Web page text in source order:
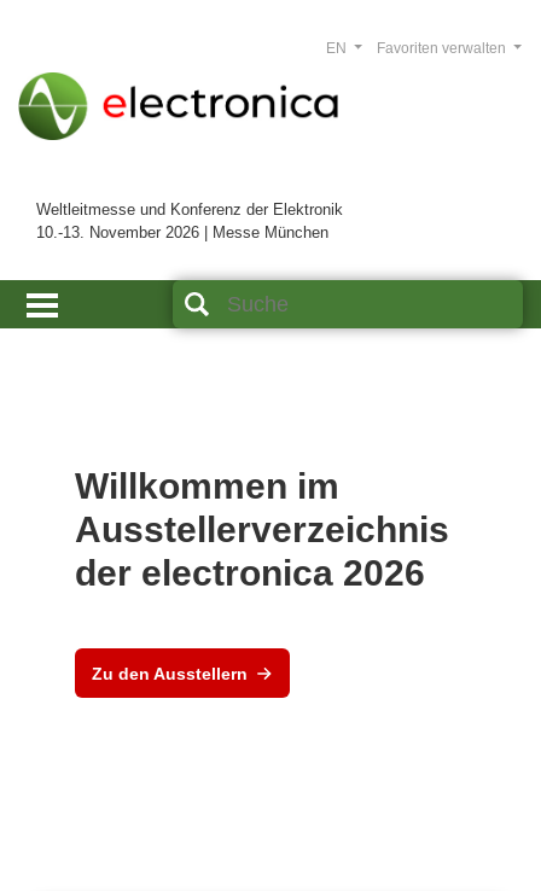
Weltleitmesse und Konferenz der Elektronik
10.-13. November 2026 | Messe München
Favoriten verwalten
EN
Willkommen im
Ausstellerverzeichnis
der electronica 2026
Zu den Ausstellern